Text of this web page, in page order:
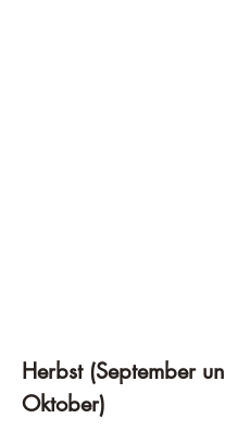
Herbst (September
Oktober)